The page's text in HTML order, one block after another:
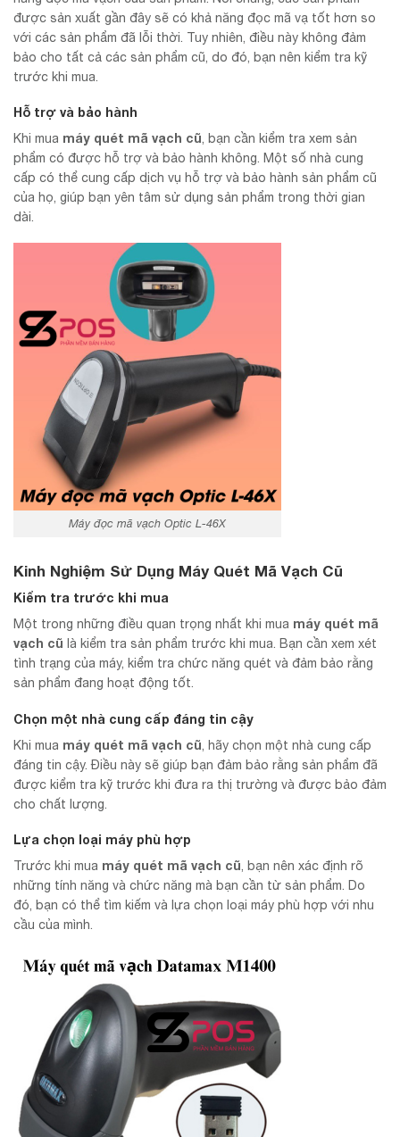
được sản xuất gần đây sẽ có khả năng đọc mã vạ tốt hơn so
với các sản phẩm đã lỗi thời. Tuy nhiên, điều này không đảm
bảo cho tất cả các sản phẩm cũ, do đó, bạn nên kiểm tra kỹ
trước khi mua.
Hỗ trợ và bảo hành
Khi mua máy quét mã vạch cũ , bạn cần kiểm tra xem sản
phẩm có được hỗ trợ và bảo hành không. Một số nhà cung
cấp có thể cung cấp dịch vụ hỗ trợ và bảo hành sản phẩm cũ
của họ, giúp bạn yên tâm sử dụng sản phẩm trong thời gian
dài.
Máy đọc mã vạch Optic L-46X
Kinh Nghiệm Sử Dụng Máy Quét Mã Vạch Cũ
Kiểm tra trước khi mua
Một trong những điều quan trọng nhất khi mua máy quét mã
vạch cũ là kiểm tra sản phẩm trước khi mua. Bạn cần xem xét
tình trạng của máy, kiểm tra chức năng quét và đảm bảo rằng
sản phẩm đang hoạt động tốt.
Chọn một nhà cung cấp đáng tin cậy
Khi mua máy quét mã vạch cũ , hãy chọn một nhà cung cấp
đáng tin cậy. Điều này sẽ giúp bạn đảm bảo rằng sản phẩm đã
được kiểm tra kỹ trước khi đưa ra thị trường và được bảo đảm
cho chất lượng.
Lựa chọn loại máy phù hợp
Trước khi mua máy quét mã vạch cũ , bạn nên xác định rõ
những tính năng và chức năng mà bạn cần từ sản phẩm. Do
đó, bạn có thể tìm kiếm và lựa chọn loại máy phù hợp với nhu
cầu của mình.